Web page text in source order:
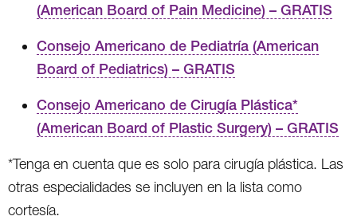
(American Board of Pain Medicine) – GRATIS
Consejo Americano de Pediatría (American
Board of Pediatrics) – GRATIS
Consejo Americano de Cirugía Plástica*
(American Board of Plastic Surgery) – GRATIS
*Tenga en cuenta que es solo para cirugía plástica. Las
otras especialidades se incluyen en la lista como
cortesía.